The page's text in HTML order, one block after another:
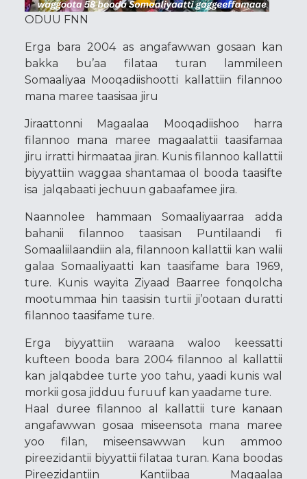
ODUU FNN
Erga bara 2004 as angafawwan gosaan kan
bakka bu’aa filataa turan lammileen
Somaaliyaa Mooqadiishootti kallattiin filannoo
mana maree taasisaa jiru
Jiraattonni Magaalaa Mooqadiishoo harra
filannoo mana maree magaalattii taasifamaa
jiru irratti hirmaataa jiran. Kunis filannoo kallattii
biyyattiin waggaa shantamaa ol booda taasifte
isa jalqabaati jechuun gabaafamee jira.
Naannolee hammaan Somaaliyaarraa adda
bahanii filannoo taasisan Puntilaandi fi
Somaaliilaandiin ala, filannoon kallattii kan walii
galaa Somaaliyaatti kan taasifame bara 1969,
ture. Kunis wayita Ziyaad Baarree fonqolcha
mootummaa hin taasisin turtii ji’ootaan duratti
filannoo taasifame ture.
Erga biyyattiin waraana waloo keessatti
kufteen booda bara 2004 filannoo al kallattii
kan jalqabdee turte yoo tahu, yaadi kunis wal
morkii gosa jidduu furuuf kan yaadame ture.
Haal duree filannoo al kallattii ture kanaan
angafawwan gosaa miseensota mana maree
yoo filan, miseensawwan kun ammoo
pireezidantii biyyattii filataa turan. Kana boodas
Pireezidantiin Kantiibaa Magaalaa